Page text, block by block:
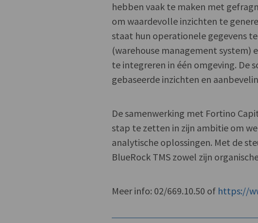
hebben vaak te maken met
om waardevolle inzichten te
staat hun operationele gegevens
(warehouse management system)
te integreren in één omgeving. De
gebaseerde inzichten en
De samenwerking met Fortino
stap te zetten in zijn ambitie om
analytische oplossingen. Met de
BlueRock TMS zowel zijn
Meer info: 02/669.10.50 of https://